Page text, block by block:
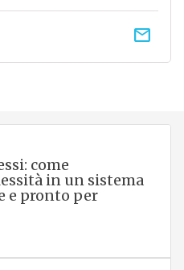
email
come
in un sistema
e pronto per